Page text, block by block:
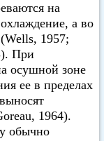
на
а во
1957;
При
осушной зоне
ее в пределах
1964).
обычно